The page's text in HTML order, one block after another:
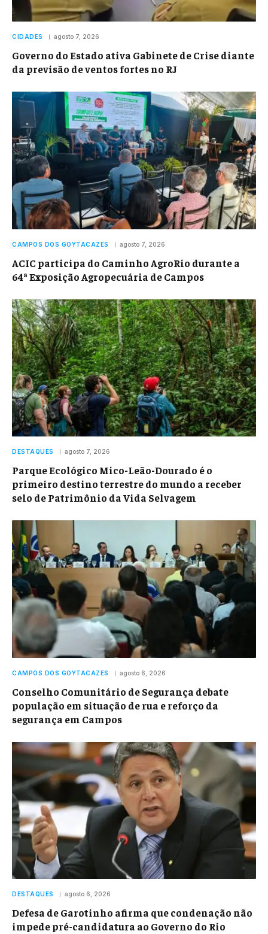
CIDADES agosto 7, 2026
Governo do Estado ativa Gabinete de Crise diante
da previsão de ventos fortes no RJ
CAMPOS DOS GOYTACAZES agosto 7, 2026
ACIC participa do Caminho AgroRio durante a
64ª Exposição Agropecuária de Campos
DESTAQUES agosto 7, 2026
Parque Ecológico Mico-Leão-Dourado é o
primeiro destino terrestre do mundo a receber
selo de Patrimônio da Vida Selvagem
CAMPOS DOS GOYTACAZES agosto 6, 2026
Conselho Comunitário de Segurança debate
população em situação de rua e reforço da
segurança em Campos
DESTAQUES agosto 6, 2026
Defesa de Garotinho afirma que condenação não
impede pré-candidatura ao Governo do Rio